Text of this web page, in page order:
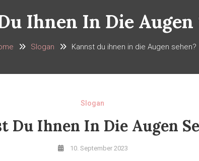
Ihnen In Die Augen
Slogan Kannst du ihnen in die Augen sehen?
Slogan
Du Ihnen In Die Augen
10. September 2023